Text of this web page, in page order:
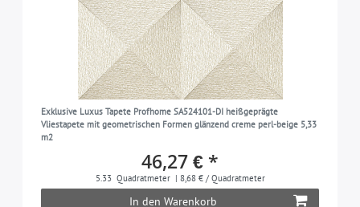
Exklusive Luxus Tapete Profhome SA524101-DI heißgeprägte
Vliestapete mit geometrischen Formen glänzend creme perl-beige 5,33
m2
46,27 € *
5.33 Quadratmeter | 8,68 € / Quadratmeter
In den Warenkorb